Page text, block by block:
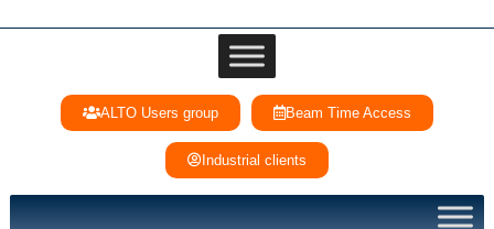
ALTO Users group Beam Time Access
Industrial clients